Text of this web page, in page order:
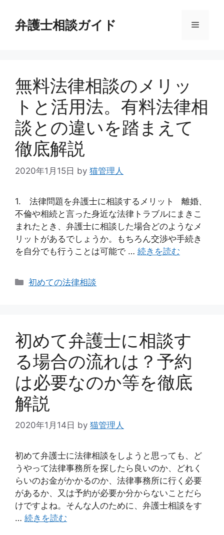
弁護士相談ガイド メ
ー
無料法律相談のメリッ
トと活用法。有料法律相
談との違いを踏まえて
徹底解説
2020年1月15日 by 猫管理人
1. 法律問題を弁護士に相談するメリット 離婚、
不倫や相続と言った身近な法律トラブルにまきこ
まれたとき、弁護士に相談した場合どのようなメ
リットがあるでしょうか。もちろん交渉や手続き
を自分でも行うことは可能で … 続きを読む
カ
初めての法律相談
初めて弁護士に相談す
る場合の流れは？予約
は必要なのか等を徹底
解説
2020年1月14日 by 猫管理人
初めて弁護士に法律相談をしようと思っても、ど
うやって法律事務所を探したら良いのか、どれく
らいのお金がかかるのか、法律事務所に行く必要
があるか、又は予約が必要か分からないことだら
けですよね。そんな人のために、弁護士相談をす
… 続きを読む